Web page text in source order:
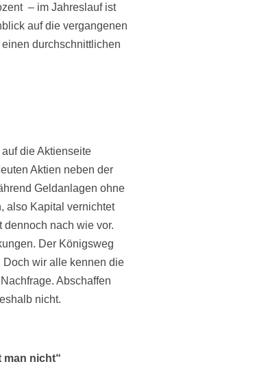
– im Jahreslauf ist
auf die vergangenen
durchschnittlichen
die Aktienseite
Aktien neben der
Geldanlagen ohne
also Kapital vernichtet
nach wie vor.
Der Königsweg
wir alle kennen die
Abschaffen
nicht.
man nicht“